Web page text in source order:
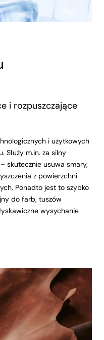
i rozpuszczające
i użytkowych
Służy m.in. za silny
skutecznie usuwa smary,
z powierzchni
Ponadto jest to szybko
do farb, tuszów
wysychanie